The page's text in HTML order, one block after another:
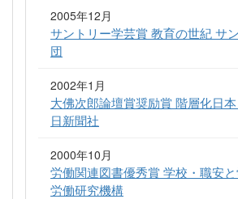
2005年12月
サントリー学芸賞 教育の世紀 サ
団
2002年1月
大佛次郎論壇賞奨励賞 階層化日
日新聞社
2000年10月
労働関連図書優秀賞 学校・職安
労働研究機構